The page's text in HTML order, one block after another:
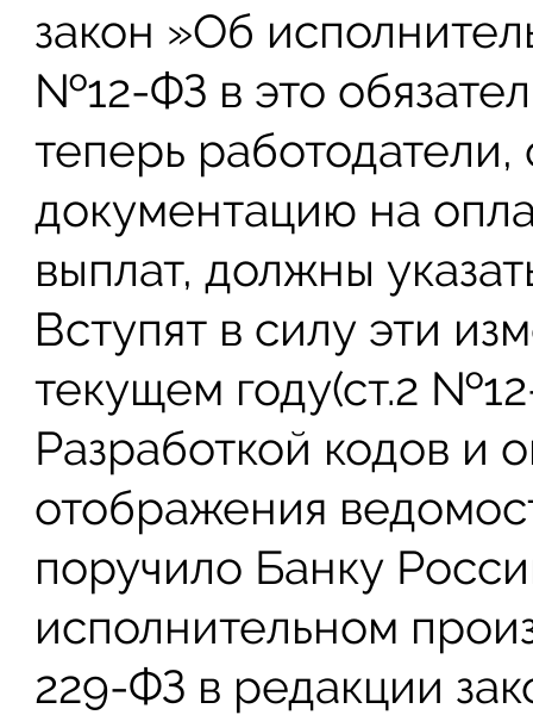
закон »Об
№12-ФЗ в это
теперь
документацию на
выплат, должны
Вступят в силу эти
текущем году(ст.2
Разработкой кодов и
отображения
поручило Банку
исполнительном
229-ФЗ в редакции